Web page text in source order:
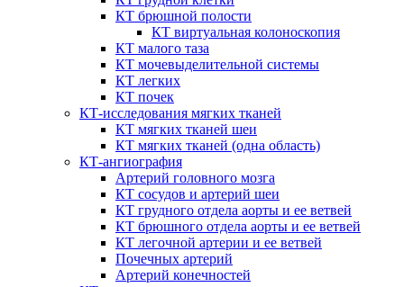
КТ брюшной полости
КТ виртуальная колоноскопия
КТ малого таза
КТ мочевыделительной системы
КТ легких
КТ почек
КТ-исследования мягких тканей
КТ мягких тканей шеи
КТ мягких тканей (одна область)
КТ-ангиография
Артерий головного мозга
КТ сосудов и артерий шеи
КТ грудного отдела аорты и ее ветвей
КТ брюшного отдела аорты и ее ветвей
КТ легочной артерии и ее ветвей
Почечных артерий
Артерий конечностей